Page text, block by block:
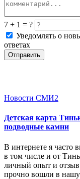
7 + 1 = ?
Уведомлять о
ответах
Отправить
Новости СМИ2
Детская карта
подводные камни
В интернете я часто
в том числе и от
личный опыт и
прочно вошли в